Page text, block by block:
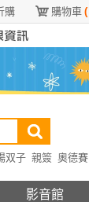
購物車 (
購
双子 親簽 奧德賽
影音館